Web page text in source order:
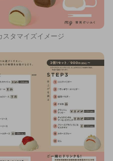
スタマイズイメージ